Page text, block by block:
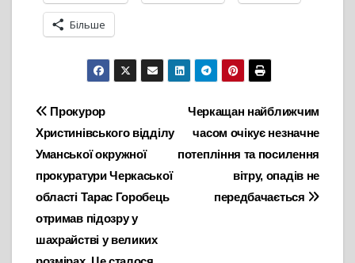
Більше
Навігація
записів
Черкащан найближчим
часом очікує незначне
потепління та посилення
вітру, опадів не
передбачається
Прокурор
Христинівського відділу
Уманської окружної
прокуратури Черкаської
області Тарас Горобець
отримав підозру у
шахрайстві у великих